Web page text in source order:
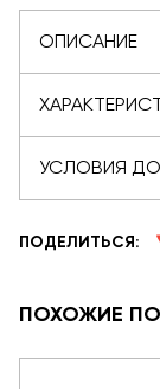
ОПИСАНИЕ
УСЛОВИЯ
ПОДЕЛИТЬСЯ:
ПОХОЖИЕ